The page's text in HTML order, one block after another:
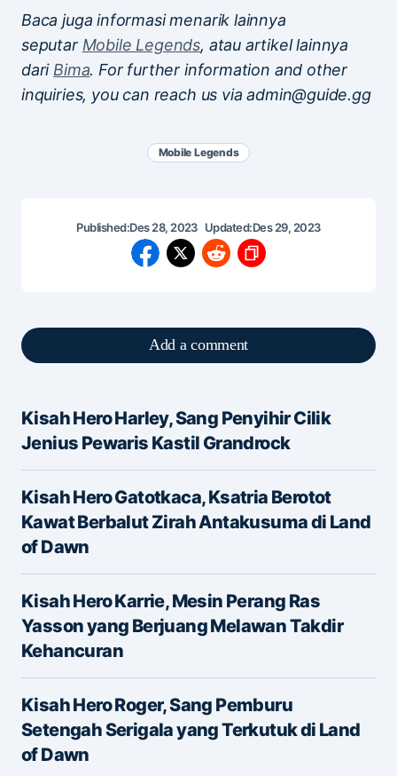
Baca juga informasi menarik lainnya
seputar Mobile Legends, atau artikel lainnya
dari Bima. For further information and other
inquiries, you can reach us via admin@guide.gg
Mobile Legends
Published:Des 28, 2023 Updated:Des 29, 2023
Add a comment
Alamat email Anda tidak akan dipublikasikan.
Ruas yang wajib ditandai*
Message*
E-mail
Kisah Hero Harley, Sang Penyihir Cilik
Jenius Pewaris Kastil Grandrock
Kisah Hero Gatotkaca, Ksatria Berotot
Kawat Berbalut Zirah Antakusuma di Land
of Dawn
Kisah Hero Karrie, Mesin Perang Ras
Yasson yang Berjuang Melawan Takdir
Kehancuran
Kisah Hero Roger, Sang Pemburu
Setengah Serigala yang Terkutuk di Land
of Dawn